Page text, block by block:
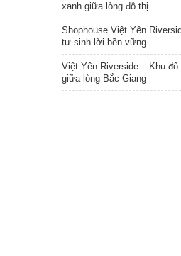
xanh giữa lòng đô thị
Shophouse Việt Yên
tư sinh lời bền vững
Việt Yên Riverside – Khu
giữa lòng Bắc Giang